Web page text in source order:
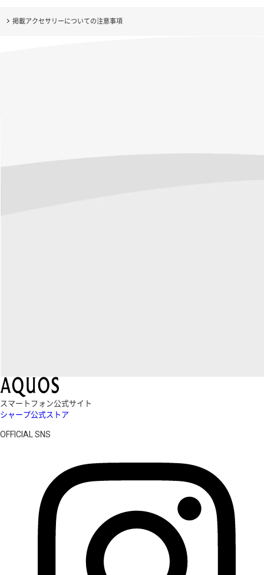
掲載アクセサリーについての注意事項
スマートフォン公式サイト
シャープ公式ストア
OFFICIAL SNS